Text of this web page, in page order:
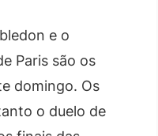
e o
Paris são os
domingo. Os
o duelo de